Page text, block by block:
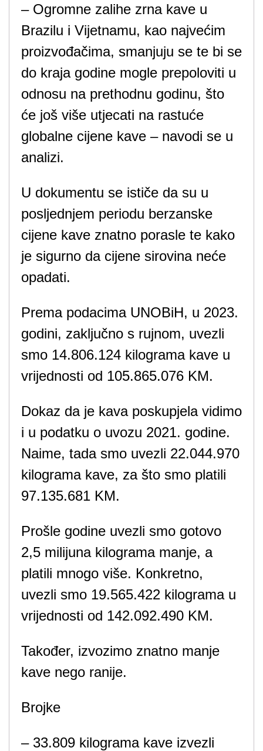
– Ogromne zalihe zrna kave u
Brazilu i Vijetnamu, kao najvećim
proizvođačima, smanjuju se te bi se
do kraja godine mogle prepoloviti u
odnosu na prethodnu godinu, što
će još više utjecati na rastuće
globalne cijene kave – navodi se u
analizi.
U dokumentu se ističe da su u
posljednjem periodu berzanske
cijene kave znatno porasle te kako
je sigurno da cijene sirovina neće
opadati.
Prema podacima UNOBiH, u 2023.
godini, zaključno s rujnom, uvezli
smo 14.806.124 kilograma kave u
vrijednosti od 105.865.076 KM.
Dokaz da je kava poskupjela vidimo
i u podatku o uvozu 2021. godine.
Naime, tada smo uvezli 22.044.970
kilograma kave, za što smo platili
97.135.681 KM.
Prošle godine uvezli smo gotovo
2,5 milijuna kilograma manje, a
platili mnogo više. Konkretno,
uvezli smo 19.565.422 kilograma u
vrijednosti od 142.092.490 KM.
Također, izvozimo znatno manje
kave nego ranije.
Brojke
– 33.809 kilograma kave izvezli